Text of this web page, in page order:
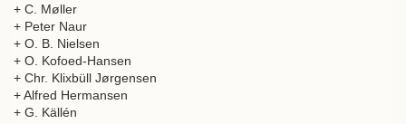
+ C. Møller
+ Peter Naur
+ O. B. Nielsen
+ O. Kofoed-Hansen
+ Chr. Klixbüll Jørgensen
+ Alfred Hermansen
+ G. Källén